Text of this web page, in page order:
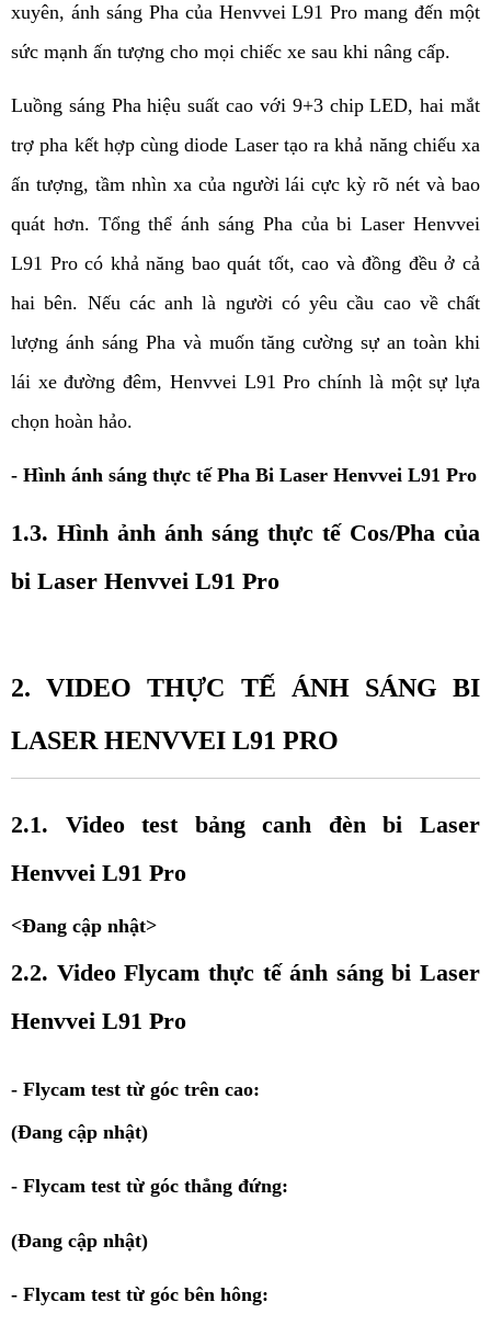
xuyên, ánh sáng Pha của Henvvei L91 Pro mang đến một
sức mạnh ấn tượng cho mọi chiếc xe sau khi nâng cấp.
Luồng sáng Pha hiệu suất cao với 9+3 chip LED, hai mắt
trợ pha kết hợp cùng diode Laser tạo ra khả năng chiếu xa
ấn tượng, tầm nhìn xa của người lái cực kỳ rõ nét và bao
quát hơn. Tổng thể ánh sáng Pha của bi Laser Henvvei
L91 Pro có khả năng bao quát tốt, cao và đồng đều ở cả
hai bên. Nếu các anh là người có yêu cầu cao về chất
lượng ánh sáng Pha và muốn tăng cường sự an toàn khi
lái xe đường đêm, Henvvei L91 Pro chính là một sự lựa
chọn hoàn hảo.
- Hình ánh sáng thực tế Pha Bi Laser Henvvei L91 Pro
1.3. Hình ảnh ánh sáng thực tế Cos/Pha của
bi Laser Henvvei L91 Pro
2. VIDEO THỰC TẾ ÁNH SÁNG BI
LASER HENVVEI L91 PRO
2.1. Video test bảng canh đèn bi Laser
Henvvei L91 Pro
<Đang cập nhật>
2.2. Video Flycam thực tế ánh sáng bi Laser
Henvvei L91 Pro
- Flycam test từ góc trên cao:
(Đang cập nhật)
- Flycam test từ góc thẳng đứng:
(Đang cập nhật)
- Flycam test từ góc bên hông: